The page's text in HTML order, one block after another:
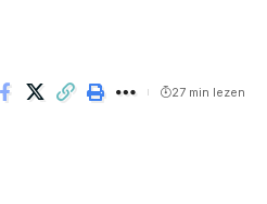
27 min lezen